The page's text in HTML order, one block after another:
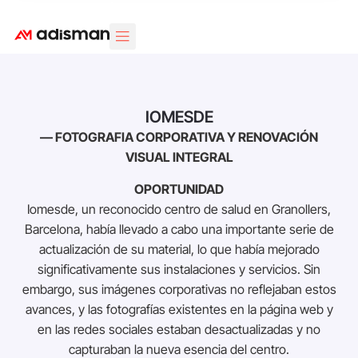
IOMESDE
— FOTOGRAFIA CORPORATIVA Y RENOVACIÓN
VISUAL INTEGRAL
OPORTUNIDAD
Iomesde, un reconocido centro de salud en Granollers,
Barcelona, había llevado a cabo una importante serie de
actualización de su material, lo que había mejorado
significativamente sus instalaciones y servicios. Sin
embargo, sus imágenes corporativas no reflejaban estos
avances, y las fotografías existentes en la página web y
en las redes sociales estaban desactualizadas y no
capturaban la nueva esencia del centro.